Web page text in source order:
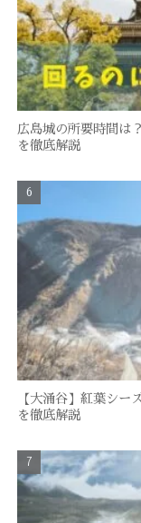
広島城の所要時間は
を徹底解説
【大涌谷】紅葉シー
を徹底解説